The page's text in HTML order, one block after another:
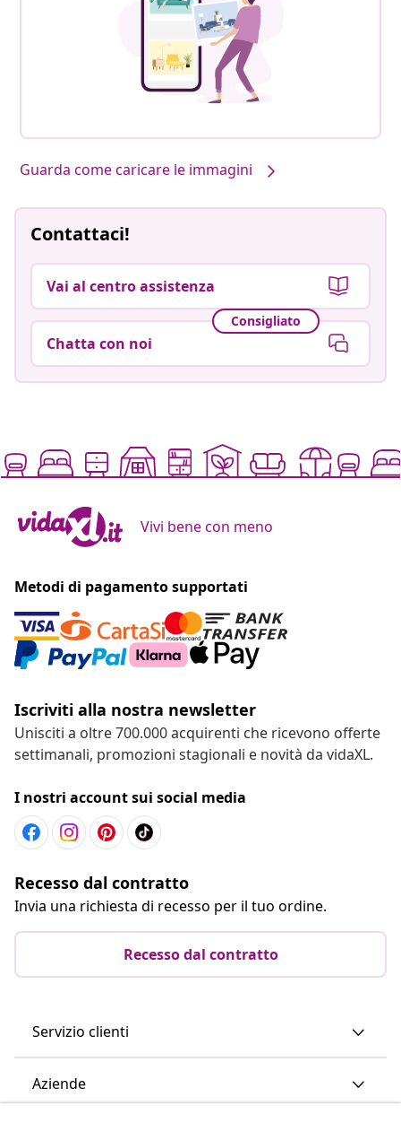
Guarda come caricare le immagini
Contattaci!
Vai al centro assistenza
Consigliato
Chatta con noi
Vivi bene con meno
Metodi di pagamento supportati
Iscriviti alla nostra newsletter
Unisciti a oltre 700.000 acquirenti che ricevono offerte
settimanali, promozioni stagionali e novità da vidaXL.
I nostri account sui social media
Recesso dal contratto
Invia una richiesta di recesso per il tuo ordine.
Recesso dal contratto
Servizio clienti
Aziende